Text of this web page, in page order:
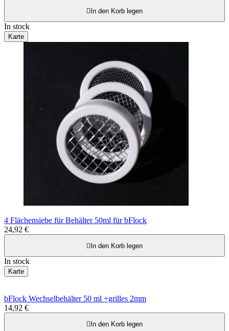
 In den Korb legen
In stock
Karte
4 Flächensiebe für Behälter 50ml für bFlock
24,92 €
 In den Korb legen
In stock
Karte
bFlock Wechselbehälter 50 ml +grilles 2mm
14,92 €
 In den Korb legen